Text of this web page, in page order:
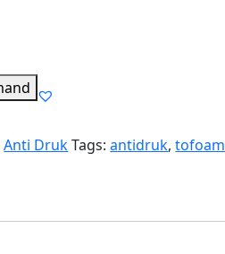
Anti DrukTags:antidruk,tofoam